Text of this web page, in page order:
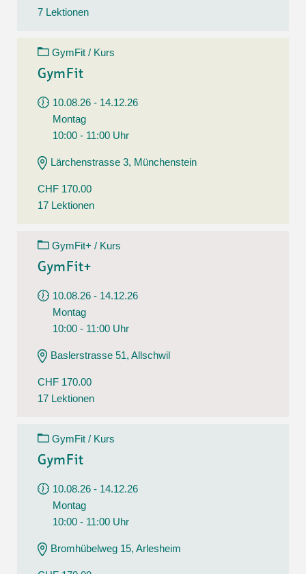
7 Lektionen
GymFit / Kurs
GymFit
10.08.26 - 14.12.26
Montag
10:00 - 11:00 Uhr
Lärchenstrasse 3, Münchenstein
CHF 170.00
17 Lektionen
GymFit+ / Kurs
GymFit+
10.08.26 - 14.12.26
Montag
10:00 - 11:00 Uhr
Baslerstrasse 51, Allschwil
CHF 170.00
17 Lektionen
GymFit / Kurs
GymFit
10.08.26 - 14.12.26
Montag
10:00 - 11:00 Uhr
Bromhübelweg 15, Arlesheim